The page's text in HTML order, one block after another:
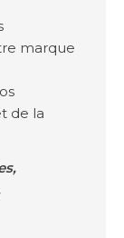
marque
de la